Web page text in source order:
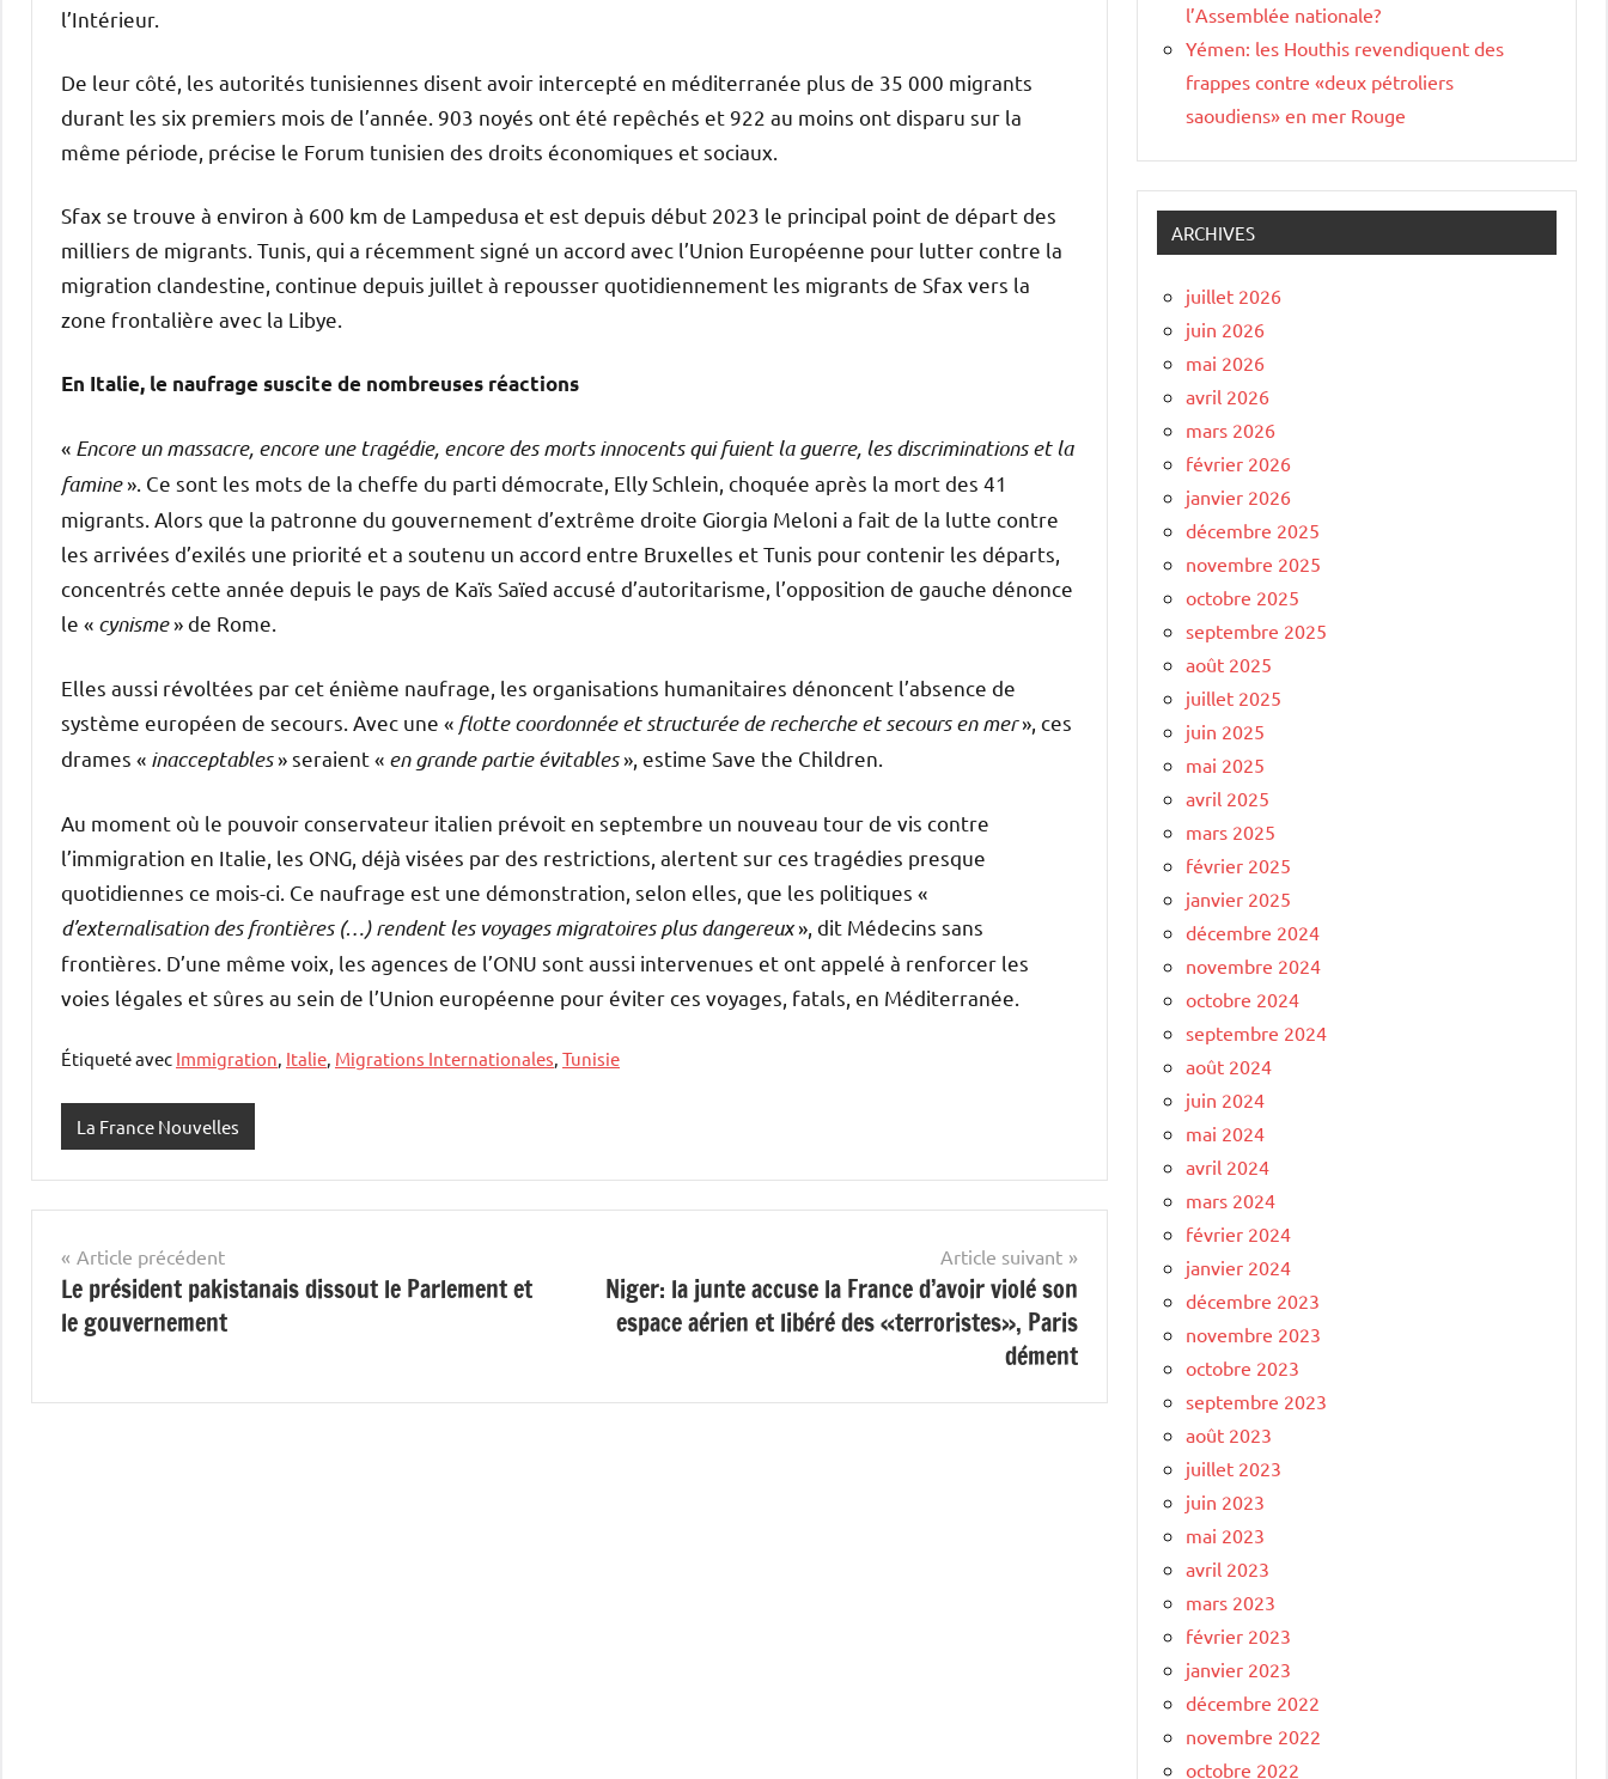
l’Intérieur.
De leur côté, les autorités tunisiennes disent avoir intercepté en méditerranée plus de 35 000 migrants
durant les six premiers mois de l’année. 903 noyés ont été repêchés et 922 au moins ont disparu sur la
même période, précise le Forum tunisien des droits économiques et sociaux.
Sfax se trouve à environ à 600 km de Lampedusa et est depuis début 2023 le principal point de départ des
milliers de migrants. Tunis, qui a récemment signé un accord avec l’Union Européenne pour lutter contre la
migration clandestine, continue depuis juillet à repousser quotidiennement les migrants de Sfax vers la
zone frontalière avec la Libye.
En Italie, le naufrage suscite de nombreuses réactions
« Encore un massacre, encore une tragédie, encore des morts innocents qui fuient la guerre, les discriminations et la
famine». Ce sont les mots de la cheffe du parti démocrate, Elly Schlein, choquée après la mort des 41
migrants. Alors que la patronne du gouvernement d’extrême droite Giorgia Meloni a fait de la lutte contre
les arrivées d’exilés une priorité et a soutenu un accord entre Bruxelles et Tunis pour contenir les départs,
concentrés cette année depuis le pays de Kaïs Saïed accusé d’autoritarisme, l’opposition de gauche dénonce
le « cynisme» de Rome.
Elles aussi révoltées par cet énième naufrage, les organisations humanitaires dénoncent l’absence de
système européen de secours. Avec une « flotte coordonnée et structurée de recherche et secours en mer», ces
drames « inacceptables» seraient « en grande partie évitables», estime Save the Children.
Au moment où le pouvoir conservateur italien prévoit en septembre un nouveau tour de vis contre
l’immigration en Italie, les ONG, déjà visées par des restrictions, alertent sur ces tragédies presque
quotidiennes ce mois-ci. Ce naufrage est une démonstration, selon elles, que les politiques «
d’externalisation des frontières (…) rendent les voyages migratoires plus dangereux», dit Médecins sans
frontières. D’une même voix, les agences de l’ONU sont aussi intervenues et ont appelé à renforcer les
voies légales et sûres au sein de l’Union européenne pour éviter ces voyages, fatals, en Méditerranée.
Étiqueté avec Immigration, Italie, Migrations Internationales, Tunisie
La France Nouvelles
Navigation
de
l’article
Article précédent
Le président pakistanais dissout le Parlement et
le gouvernement
Article suivant
Niger: la junte accuse la France d’avoir violé son
espace aérien et libéré des «terroristes», Paris
dément
l’Assemblée nationale?
Yémen: les Houthis revendiquent des
frappes contre «deux pétroliers
saoudiens» en mer Rouge
ARCHIVES
juillet 2026
juin 2026
mai 2026
avril 2026
mars 2026
février 2026
janvier 2026
décembre 2025
novembre 2025
octobre 2025
septembre 2025
août 2025
juillet 2025
juin 2025
mai 2025
avril 2025
mars 2025
février 2025
janvier 2025
décembre 2024
novembre 2024
octobre 2024
septembre 2024
août 2024
juin 2024
mai 2024
avril 2024
mars 2024
février 2024
janvier 2024
décembre 2023
novembre 2023
octobre 2023
septembre 2023
août 2023
juillet 2023
juin 2023
mai 2023
avril 2023
mars 2023
février 2023
janvier 2023
décembre 2022
novembre 2022
octobre 2022